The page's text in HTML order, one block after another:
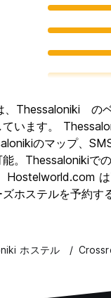
ス
Thessaloniki の
ています。
のマップ、
。Thessalonikiで
Hostelworld.com
ホステルを予約す
ホステル